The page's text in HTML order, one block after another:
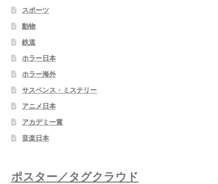
スポーツ
動物
鉄道
ホラー日本
ホラー海外
サスペンス・ミステリー
アニメ日本
アカデミー賞
音楽日本
ポスター／タグクラウド